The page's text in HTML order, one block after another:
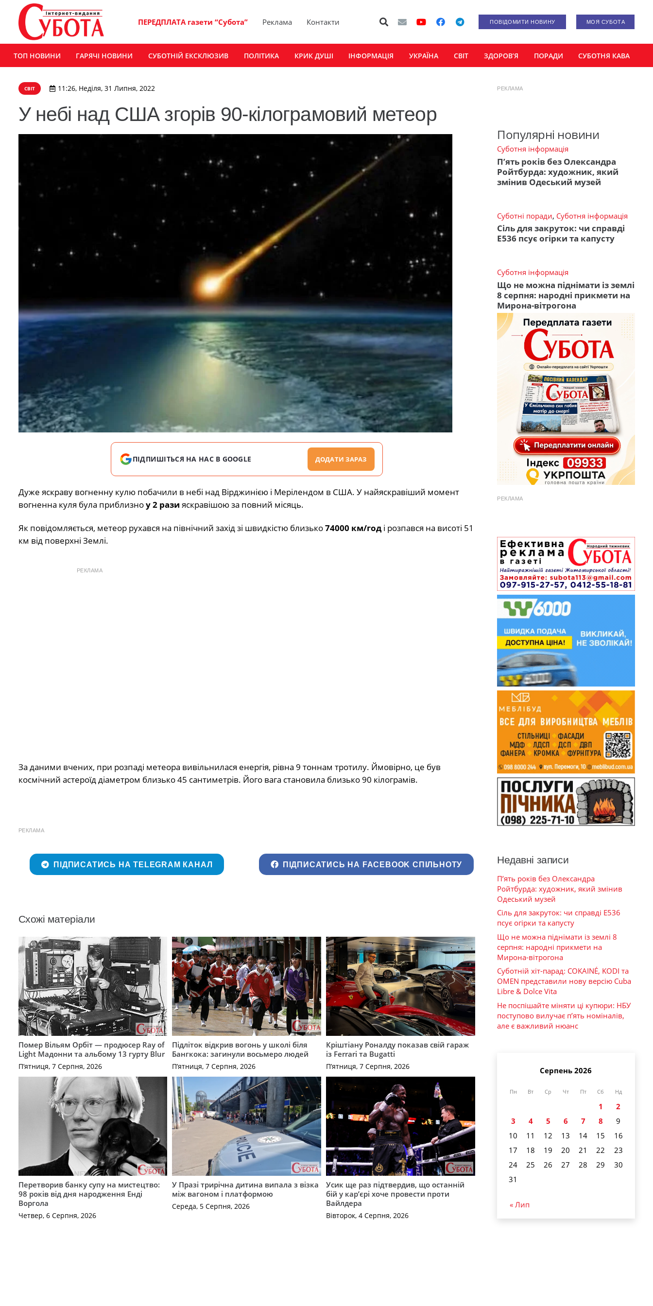
ПЕРЕДПЛАТА газети “Субота” Реклама Контакти ПОВІДОМИТИ НОВИНУ МОЯ СУБОТА
ТОП НОВИНИ ГАРЯЧІ НОВИНИ СУБОТНІЙ ЕКСКЛЮЗИВ ПОЛІТИКА КРИК ДУШІ ІНФОРМАЦІЯ УКРАЇНА СВІТ ЗДОРОВ’Я ПОРАДИ СУБОТНЯ КАВА
СВІТ 11:26, Неділя, 31 Липня, 2022
У небі над США згорів 90-кілограмовий метеор
ПІДПИШІТЬСЯ НА НАС В GOOGLE ДОДАТИ ЗАРАЗ
Дуже яскраву вогненну кулю побачили в небі над Вірджинією і Мерілендом в США. У найяскравіший момент
вогненна куля була приблизноу 2 рази яскравішою за повний місяць.
Як повідомляється, метеор рухався на північний захід зі швидкістю близько74000 км/годі розпався на висоті 51
км від поверхні Землі.
РЕКЛАМА
За даними вчених, при розпаді метеора вивільнилася енергія, рівна 9 тоннам тротилу. Ймовірно, це був
космічний астероїд діаметром близько 45 сантиметрів. Його вага становила близько 90 кілограмів.
РЕКЛАМА
ПІДПИСАТИСЬ НА TELEGRAM КАНАЛ ПІДПИСАТИСЬ НА FACEBOOK СПІЛЬНОТУ
Схожі матеріали
Помер Вільям Орбіт — продюсер Ray of
Light Мадонни та альбому 13 гурту Blur
П’ятниця, 7 Серпня, 2026
Підліток відкрив вогонь у школі біля
Бангкока: загинули восьмеро людей
П’ятниця, 7 Серпня, 2026
Кріштіану Роналду показав свій гараж
із Ferrari та Bugatti
П’ятниця, 7 Серпня, 2026
Перетворив банку супу на мистецтво:
98 років від дня народження Енді
Воргола
Четвер, 6 Серпня, 2026
У Празі трирічна дитина випала з візка
між вагоном і платформою
Середа, 5 Серпня, 2026
Усик ще раз підтвердив, що останній
бій у кар’єрі хоче провести проти
Вайлдера
Вівторок, 4 Серпня, 2026
РЕКЛАМА
Популярні новини
Суботня інформація
П’ять років без Олександра
Ройтбурда: художник, який
змінив Одеський музей
Суботні поради, Суботня інформація
Сіль для закруток: чи справді
Е536 псує огірки та капусту
Суботня інформація
Що не можна піднімати із землі
8 серпня: народні прикмети на
Мирона-вітрогона
РЕКЛАМА
Недавні записи
П’ять років без Олександра
Ройтбурда: художник, який змінив
Одеський музей
Сіль для закруток: чи справді Е536
псує огірки та капусту
Що не можна піднімати із землі 8
серпня: народні прикмети на
Мирона-вітрогона
Суботній хіт-парад: COKAINÉ, KODI та
OMEN представили нову версію Cuba
Libre & Dolce Vita
Не поспішайте міняти ці купюри: НБУ
поступово вилучає п’ять номіналів,
але є важливий нюанс
Серпень 2026
Пн Вт Ср Чт Пт Сб Нд
1
2
3
4 5 6 7 8
9
10
11 12 13 14 15
16
17
18 19 20 21 22
23
24
25 26 27 28 29
30
31
« Лип